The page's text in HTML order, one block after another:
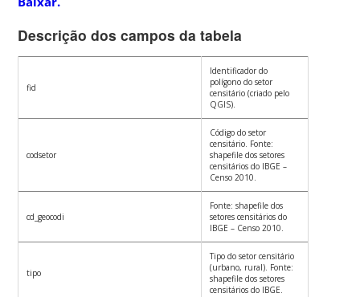
Descrição dos campos da tabela
fid
Identificador do
polígono do setor
censitário (criado pelo
QGIS).
codsetor
Código do setor
censitário. Fonte:
shapefile dos setores
censitários do IBGE –
Censo 2010.
cd_geocodi
Fonte: shapefile dos
setores censitários do
IBGE – Censo 2010.
tipo
Tipo do setor censitário
(urbano, rural). Fonte:
shapefile dos setores
censitários do IBGE.